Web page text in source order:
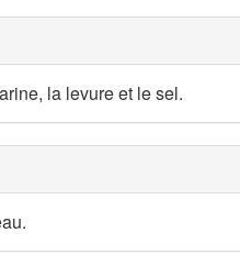
la levure et le sel.